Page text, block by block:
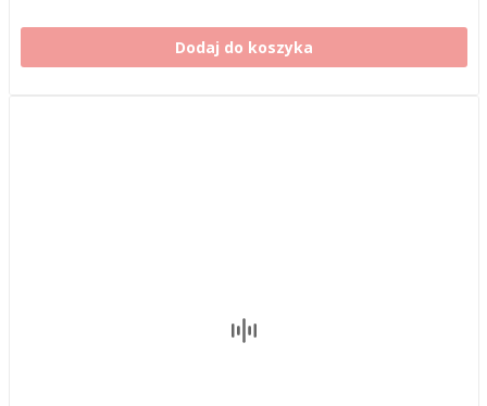
Dodaj do koszyka